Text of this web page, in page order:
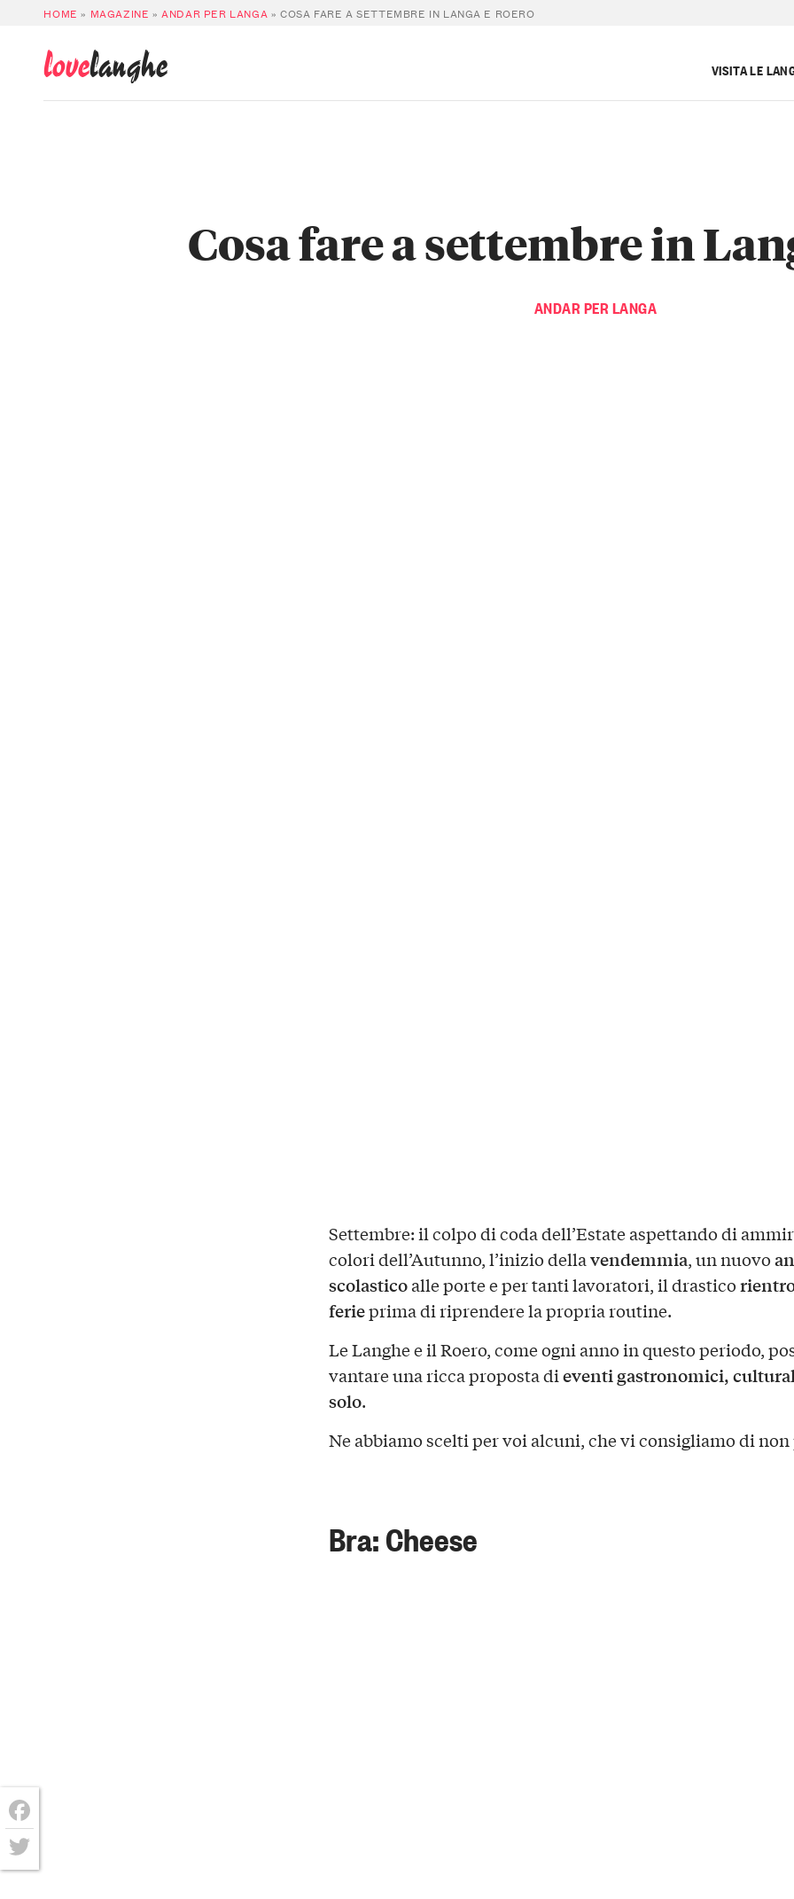
HOME » MAGAZINE »ANDAR PER LANGA » COSA FARE A SETTEMBRE IN LANGA E ROERO
lovelanghe VISITA LE
ANDAR PER LANGA
Cosa fare a settembre in
Settembre: il colpo di coda dell’Estate aspettando di
colori dell’Autunno, l’inizio dellavendemmia, un nuovo
scolasticoalle porte e per tanti lavoratori, il drastico
ferieprima di riprendere la propria routine.
Le Langhe e il Roero, come ogni anno in questo periodo,
vantare una ricca proposta dieventi gastronomici,
solo.
Ne abbiamo scelti per voi alcuni, che vi consigliamo di non
Bra: Cheese
Facebook
Twitter